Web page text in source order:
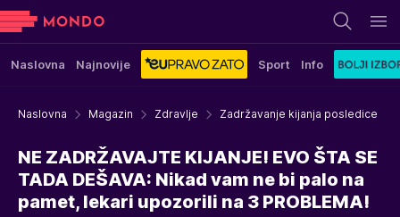
Naslovna Najnovije Sport Info
Naslovna Magazin Zdravlje Zadržavanje kijanja posledice
NE ZADRŽAVAJTE KIJANJE! EVO ŠTA SE
TADA DEŠAVA: Nikad vam ne bi palo na
pamet, lekari upozorili na 3 PROBLEMA!